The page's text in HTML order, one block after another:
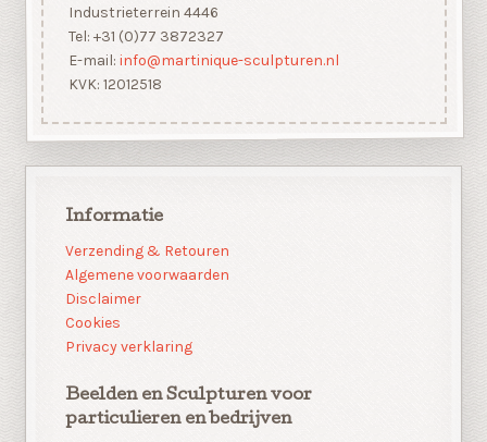
Industrieterrein 4446
Tel: +31 (0)77 3872327
E-mail: info@martinique-sculpturen.nl
KVK: 12012518
Informatie
Verzending & Retouren
Algemene voorwaarden
Disclaimer
Cookies
Privacy verklaring
Beelden en Sculpturen voor
particulieren en bedrijven